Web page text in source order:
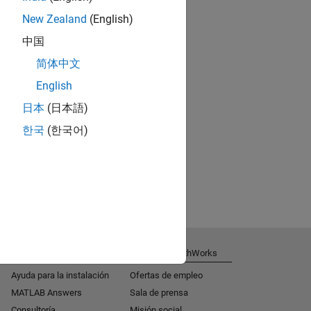
New Zealand (English)
中国
简体中文
English
日本 (日本語)
한국 (한국어)
Ayuda para la instalación
MATLAB Answers
Acerca de MathWorks
Ofertas de empleo
Sala de prensa